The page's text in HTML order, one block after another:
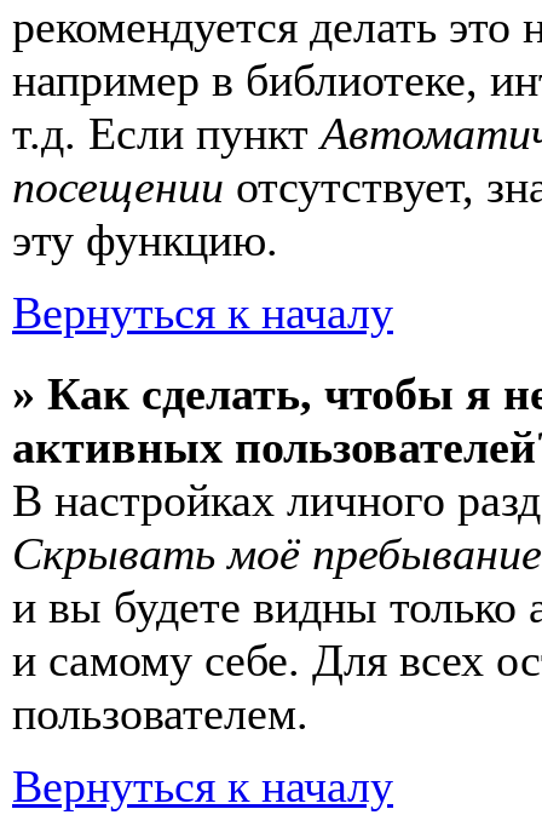
рекомендуется делать
например в библиотеке,
т.д. Если пункт
посещении отсутствует,
эту функцию.
Вернуться к началу
» Как сделать, чтобы я
активных
В настройках личного
Скрывать моё
и вы будете видны только
и самому себе. Для всех
пользователем.
Вернуться к началу